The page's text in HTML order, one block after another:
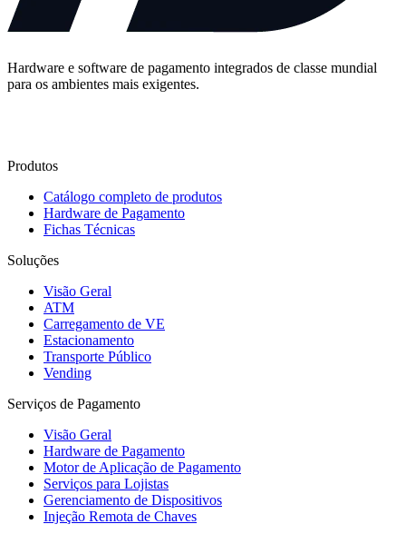
Hardware e software de pagamento integrados de classe mundial
para os ambientes mais exigentes.
Produtos
Catálogo completo de produtos
Hardware de Pagamento
Fichas Técnicas
Soluções
Visão Geral
ATM
Carregamento de VE
Estacionamento
Transporte Público
Vending
Serviços de Pagamento
Visão Geral
Hardware de Pagamento
Motor de Aplicação de Pagamento
Serviços para Lojistas
Gerenciamento de Dispositivos
Injeção Remota de Chaves